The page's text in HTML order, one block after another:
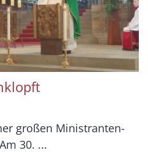
großen Ministranten-
30. ...